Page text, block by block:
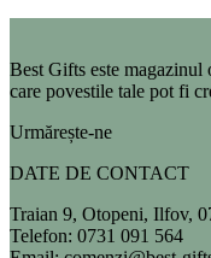
Best Gifts este magazinul
care povestile tale pot fi
Urmărește-ne
DATE DE CONTACT
Traian 9, Otopeni, Ilfov,
Telefon: 0731 091 564